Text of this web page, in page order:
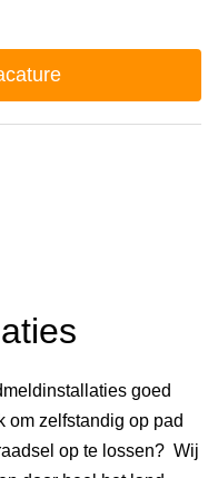
goed
om zelfstandig op pad
op te lossen? Wij